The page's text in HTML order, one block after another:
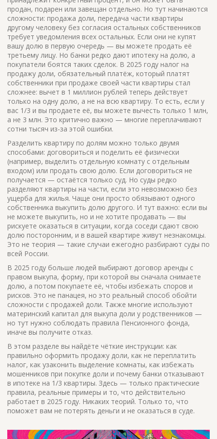
продан, подарен или завещан отдельно. Но тут начинаются
сложности: продажа доли, передача части квартиры
другому человеку без согласия остальных собственников
требует уведомления всех остальных. Если они не купят
вашу долю в первую очередь — вы можете продать её
третьему лицу. Но банки редко дают ипотеку на долю, а
покупатели боятся таких сделок. В 2025 году налог на
продажу доли, обязательный платёж, который платят
собственники при продаже своей части квартиры стал
сложнее: вычет в 1 миллион рублей теперь действует
только на одну долю, а не на всю квартиру. То есть, если у
вас 1/3 и вы продаете её, вы можете вычесть только 1 млн,
а не 3 млн. Это критично важно — многие переплачивают
сотни тысяч из-за этой ошибки.
Разделить квартиру по долям можно только двумя
способами: договориться и поделить её физически
(например, выделить отдельную комнату с отдельным
входом) или продать свою долю. Если договориться не
получается — остаётся только суд. Но суды редко
разделяют квартиры на части, если это невозможно без
ущерба для жилья. Чаще они просто обязывают одного
собственника выкупить долю другого. И тут важно: если вы
не можете выкупить, но и не хотите продавать — вы
рискуете оказаться в ситуации, когда соседи сдают свою
долю посторонним, и в вашей квартире живут незнакомцы.
Это не теория — такие случаи ежегодно разбирают суды по
всей России.
В 2025 году больше людей выбирают договор аренды с
правом выкупа, форму, при которой вы сначала снимаете
долю, а потом покупаете её, чтобы избежать споров и
рисков. Это не панацея, но это реальный способ обойти
сложности с продажей доли. Также многие используют
материнский капитал для выкупа доли у родственников —
но тут нужно соблюдать правила Пенсионного фонда,
иначе вы получите отказ.
В этом разделе вы найдёте чёткие инструкции: как
правильно оформить продажу доли, как не переплатить
налог, как узаконить выделение комнаты, как избежать
мошенников при покупке доли и почему банки отказывают
в ипотеке на 1/3 квартиры. Здесь — только практические
правила, реальные примеры и то, что действительно
работает в 2025 году. Никаких теорий. Только то, что
поможет вам не потерять деньги и не оказаться в суде.